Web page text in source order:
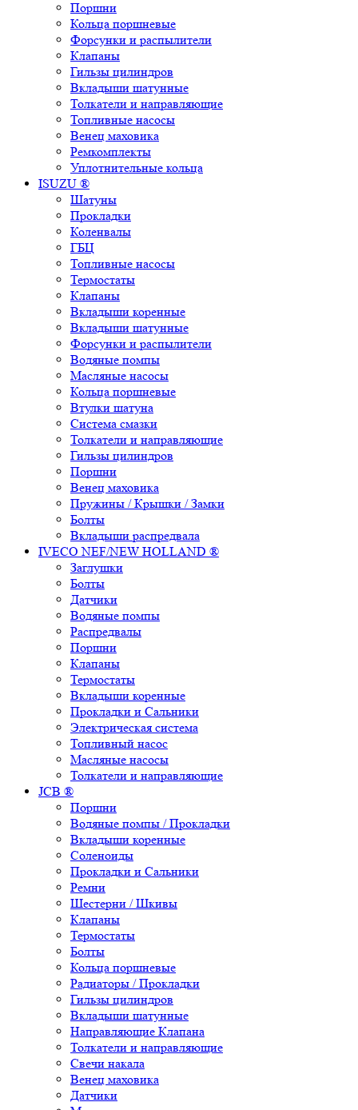
Поршни
Кольца поршневые
Форсунки и распылители
Клапаны
Гильзы цилиндров
Вкладыши шатунные
Толкатели и направляющие
Топливные насосы
Венец маховика
Ремкомплекты
Уплотнительные кольца
ISUZU ®
Шатуны
Прокладки
Коленвалы
ГБЦ
Топливные насосы
Термостаты
Клапаны
Вкладыши коренные
Вкладыши шатунные
Форсунки и распылители
Водяные помпы
Масляные насосы
Кольца поршневые
Втулки шатуна
Система смазки
Толкатели и направляющие
Гильзы цилиндров
Поршни
Венец маховика
Пружины / Крышки / Замки
Болты
Вкладыши распредвала
IVECO NEF/NEW HOLLAND ®
Заглушки
Болты
Датчики
Водяные помпы
Распредвалы
Поршни
Клапаны
Термостаты
Вкладыши коренные
Прокладки и Сальники
Электрическая система
Топливный насос
Масляные насосы
Толкатели и направляющие
JCB ®
Поршни
Водяные помпы / Прокладки
Вкладыши коренные
Соленоиды
Прокладки и Сальники
Ремни
Шестерни / Шкивы
Клапаны
Термостаты
Болты
Кольца поршневые
Радиаторы / Прокладки
Гильзы цилиндров
Вкладыши шатунные
Направляющие Клапана
Толкатели и направляющие
Свечи накала
Венец маховика
Датчики